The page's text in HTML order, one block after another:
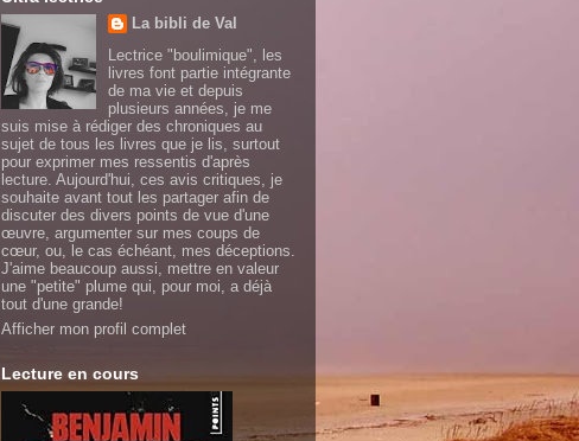
La bibli de Val
Lectrice "boulimique", les
livres font partie intégrante
de ma vie et depuis
plusieurs années, je me
suis mise à rédiger des chroniques au
sujet de tous les livres que je lis, surtout
pour exprimer mes ressentis d'après
lecture. Aujourd'hui, ces avis critiques, je
souhaite avant tout les partager afin de
discuter des divers points de vue d'une
œuvre, argumenter sur mes coups de
cœur, ou, le cas échéant, mes déceptions.
J'aime beaucoup aussi, mettre en valeur
une "petite" plume qui, pour moi, a déjà
tout d'une grande!
Afficher mon profil complet
Lecture en cours